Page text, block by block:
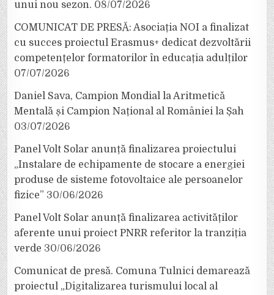
unui nou sezon. 08/07/2026
COMUNICAT DE PRESĂ: Asociația NOI a finalizat
cu succes proiectul Erasmus+ dedicat dezvoltării
competențelor formatorilor în educația adulților
07/07/2026
Daniel Sava, Campion Mondial la Aritmetică
Mentală și Campion Național al României la Șah
03/07/2026
Panel Volt Solar anunță finalizarea proiectului
„Instalare de echipamente de stocare a energiei
produse de sisteme fotovoltaice ale persoanelor
fizice” 30/06/2026
Panel Volt Solar anunță finalizarea activităților
aferente unui proiect PNRR referitor la tranziția
verde 30/06/2026
Comunicat de presă. Comuna Tulnici demarează
proiectul „Digitalizarea turismului local al